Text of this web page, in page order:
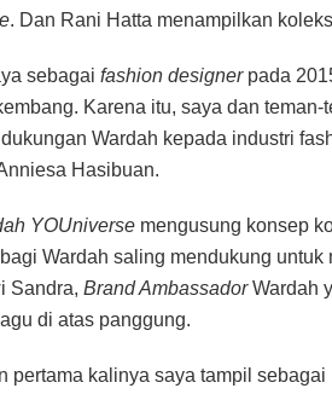
. Dan Rani Hatta menampilkan
sebagai fashion designerpada
Karena itu, saya dan
Wardah kepada industri
Hasibuan.
YOUniverse mengusung konsep
Wardah saling mendukung
Sandra, Brand AmbassadorWardah
di atas panggung.
pertama kalinya saya tampil